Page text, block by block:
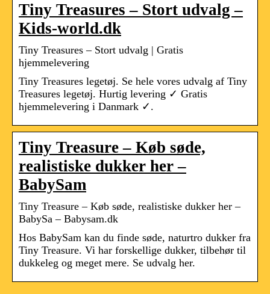
Tiny Treasures – Stort udvalg –
Kids-world.dk
Tiny Treasures – Stort udvalg | Gratis
hjemmelevering
Tiny Treasures legetøj. Se hele vores udvalg af Tiny
Treasures legetøj. Hurtig levering ✓ Gratis
hjemmelevering i Danmark ✓.
Tiny Treasure – Køb søde,
realistiske dukker her –
BabySam
Tiny Treasure – Køb søde, realistiske dukker her –
BabySa – Babysam.dk
Hos BabySam kan du finde søde, naturtro dukker fra
Tiny Treasure. Vi har forskellige dukker, tilbehør til
dukkeleg og meget mere. Se udvalg her.